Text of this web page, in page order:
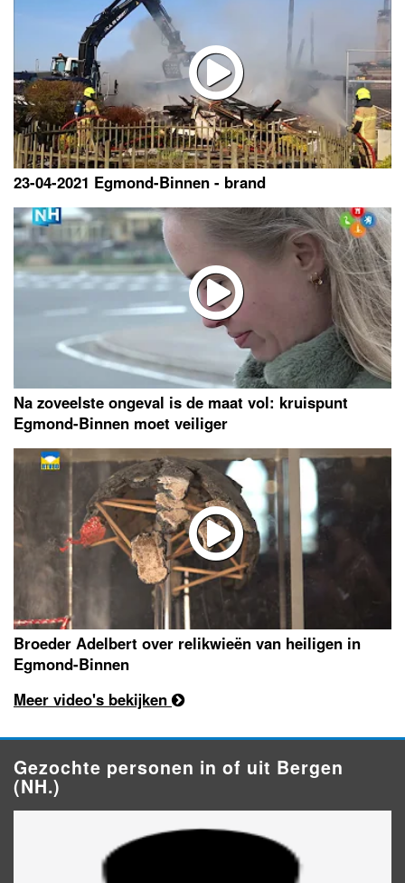
23-04-2021 Egmond-Binnen - brand
Na zoveelste ongeval is de maat vol: kruispunt
Egmond-Binnen moet veiliger
Broeder Adelbert over relikwieën van heiligen in
Egmond-Binnen
Meer video's bekijken
Gezochte personen in of uit Bergen
(NH.)